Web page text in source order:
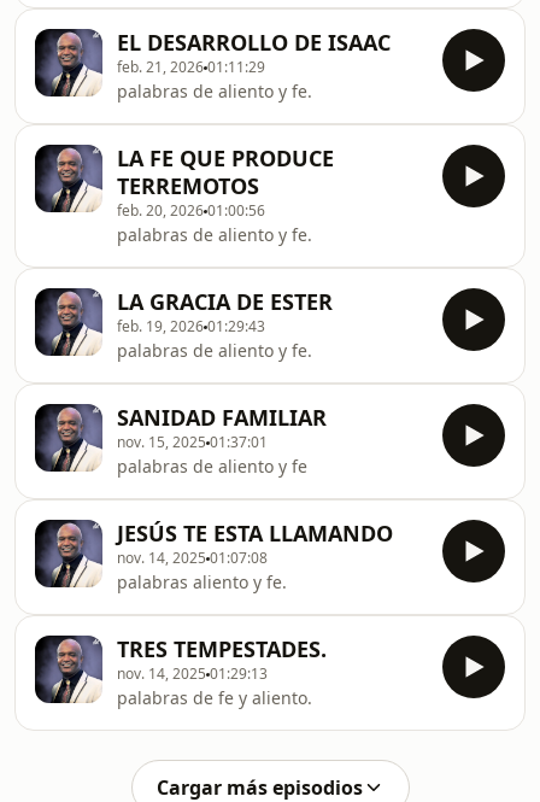
EL DESARROLLO DE ISAAC
feb. 21, 202601:11:29
palabras de aliento y fe.
LA FE QUE PRODUCE
TERREMOTOS
feb. 20, 202601:00:56
palabras de aliento y fe.
LA GRACIA DE ESTER
feb. 19, 202601:29:43
palabras de aliento y fe.
SANIDAD FAMILIAR
nov. 15, 2025 01:37:01
palabras de aliento y fe
JESÚS TE ESTA LLAMANDO
nov. 14, 2025 01:07:08
palabras aliento y fe.
TRES TEMPESTADES.
nov. 14, 2025 01:29:13
palabras de fe y aliento.
Cargar más episodios